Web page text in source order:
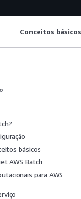
Conceitos básicos
básicos
AWS Batch
para AWS